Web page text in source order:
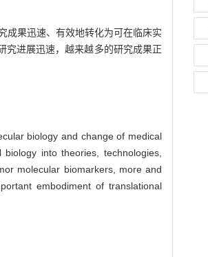
成果迅速、有效地转化为可在临床实
究进展迅速，越来越多的研究成果正
biology and change of medical
into theories, technologies,
molecular biomarkers, more and
embodiment of translational